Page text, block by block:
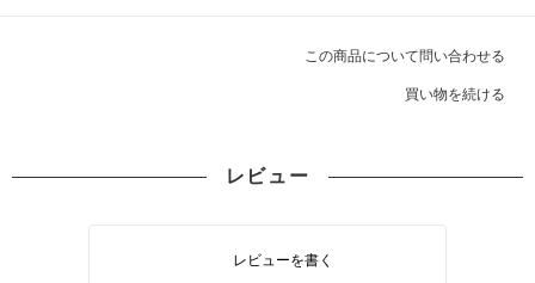
この商品について問い合わせる
買い物を続ける
レビュー
レビューを書く